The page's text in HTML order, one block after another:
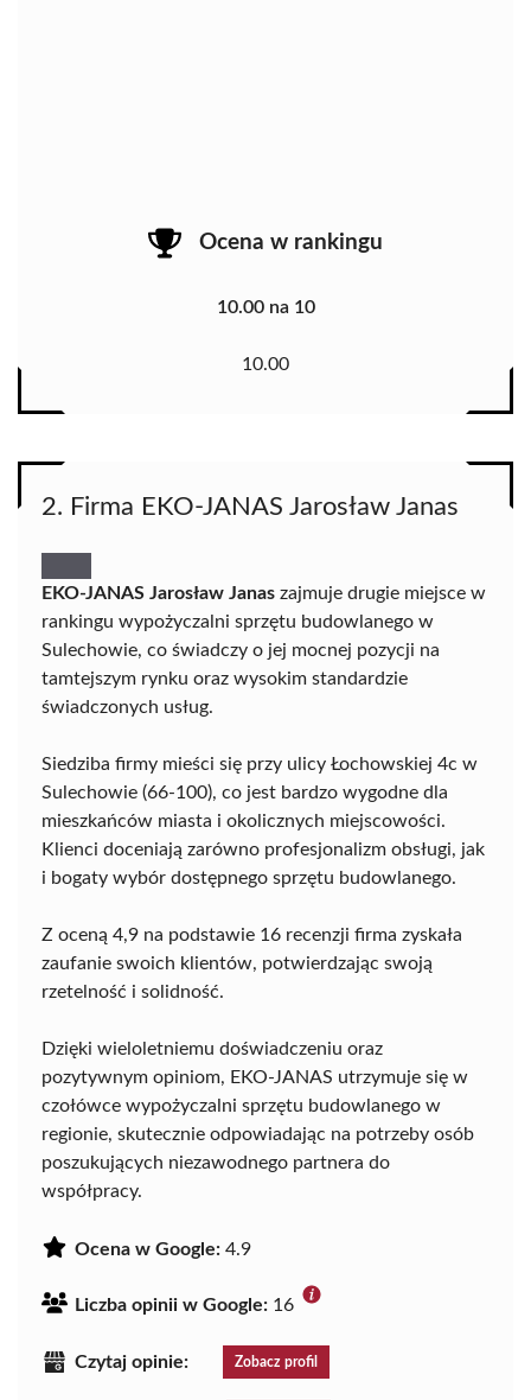
Ocena w rankingu
10.00 na 10
10.00
2. Firma EKO-JANAS Jarosław Janas
EKO-JANAS Jarosław Janas zajmuje drugie miejsce w
rankingu wypożyczalni sprzętu budowlanego w
Sulechowie, co świadczy o jej mocnej pozycji na
tamtejszym rynku oraz wysokim standardzie
świadczonych usług.
Siedziba firmy mieści się przy ulicy Łochowskiej 4c w
Sulechowie (66-100), co jest bardzo wygodne dla
mieszkańców miasta i okolicznych miejscowości.
Klienci doceniają zarówno profesjonalizm obsługi, jak
i bogaty wybór dostępnego sprzętu budowlanego.
Z oceną 4,9 na podstawie 16 recenzji firma zyskała
zaufanie swoich klientów, potwierdzając swoją
rzetelność i solidność.
Dzięki wieloletniemu doświadczeniu oraz
pozytywnym opiniom, EKO-JANAS utrzymuje się w
czołówce wypożyczalni sprzętu budowlanego w
regionie, skutecznie odpowiadając na potrzeby osób
poszukujących niezawodnego partnera do
współpracy.
Ocena w Google: 4.9
Liczba opinii w Google: 16
Czytaj opinie: Zobacz profil